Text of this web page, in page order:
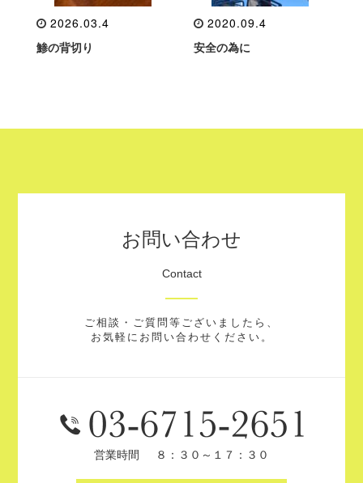
2026.03.4
鯵の背切り
2020.09.4
安全の為に
お問い合わせ
Contact
ご相談・ご質問等ございましたら、
お気軽にお問い合わせください。
営業時間 ８：３０～１７：３０